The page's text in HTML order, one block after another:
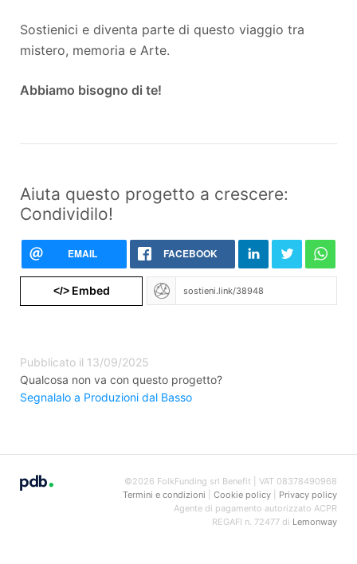
Sostienici e diventa parte di questo viaggio tra
mistero, memoria e Arte.
Abbiamo bisogno di te!
Aiuta questo progetto a crescere:
Condividilo!
EMAIL FACEBOOK
</>Embed
Pubblicato il 13/09/2025
Qualcosa non va con questo progetto?
Segnalalo a Produzioni dal Basso
©2026 FolkFunding srl Benefit | VAT 08378490968
Termini e condizioni
Cookie policy| Privacy policy
Agente di pagamento autorizzato ACPR
REGAFI n. 72477 di Lemonway